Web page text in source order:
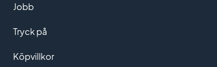
Jobb
Tryck på
Köpvillkor